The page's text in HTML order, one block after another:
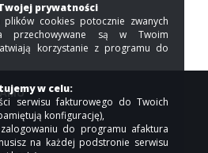
prywatności
plików cookies potocznie zwanych
przechowywane są w Twoim
korzystanie z programu do
w celu:
serwisu fakturowego do Twoich
konfigurację),
do programu afaktura
na każdej podstronie serwisu